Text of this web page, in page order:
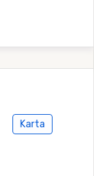
Karta